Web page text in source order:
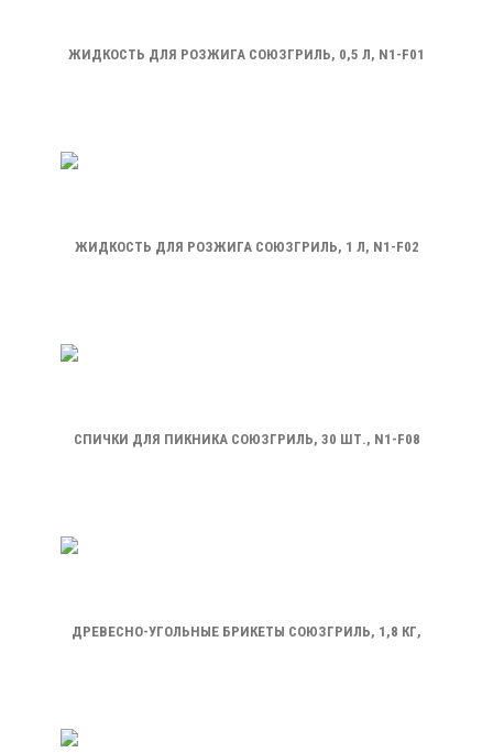
ЖИДКОСТЬ ДЛЯ РОЗЖИГА СОЮЗГРИЛЬ, 0,5 Л, N1-F01
ЖИДКОСТЬ ДЛЯ РОЗЖИГА СОЮЗГРИЛЬ, 1 Л, N1-F02
СПИЧКИ ДЛЯ ПИКНИКА СОЮЗГРИЛЬ, 30 ШТ., N1-F08
ДРЕВЕСНО-УГОЛЬНЫЕ БРИКЕТЫ СОЮЗГРИЛЬ, 1,8 КГ,